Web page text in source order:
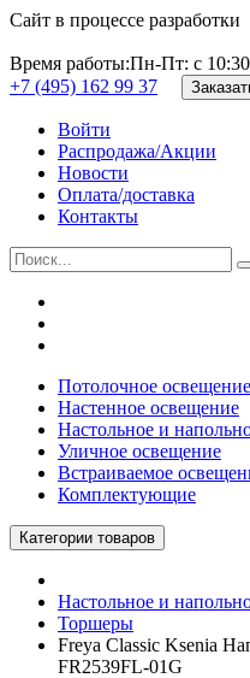
Сайт в процессе разработки
Время работы:Пн-Пт: с
+7 (495) 162 99 37
Войти
Распродажа/Акции
Новости
Оплата/доставка
Контакты
Потолочное освещение
Настенное освещение
Настольное и
Уличное освещение
Встраиваемое
Комплектующие
Категории товаров
Настольное и
Торшеры
Freya Classic Ksenia
FR2539FL-01G